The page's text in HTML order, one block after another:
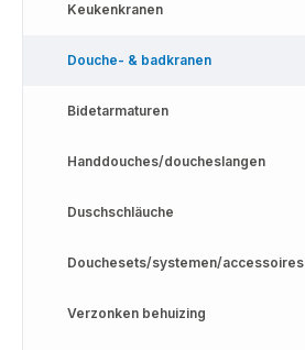
Keukenkranen
Douche- & badkranen
Bidetarmaturen
Handdouches/doucheslangen
Duschschläuche
Douchesets/systemen/accessoires
Verzonken behuizing